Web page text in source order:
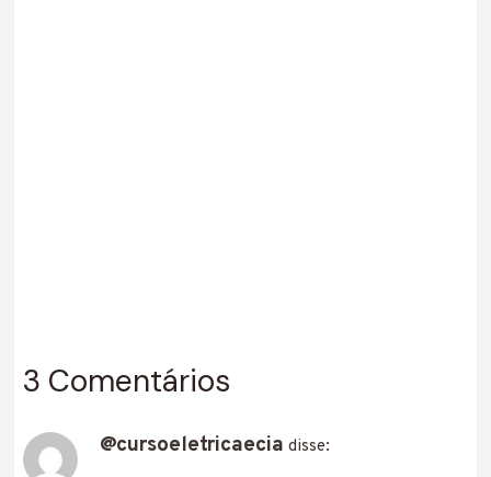
3 Comentários
@cursoeletricaecia disse: